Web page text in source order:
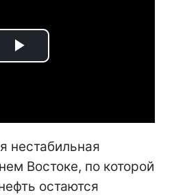
Play
нестабильная
Востоке, по которой
остаются